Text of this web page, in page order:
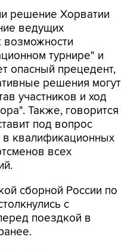
решение Хорватии
ведущих
возможности
турнире" и
опасный прецедент,
решения могут
участников и ход
Также, говорится
под вопрос
в квалификационных
всех
сборной России по
с
поездкой в